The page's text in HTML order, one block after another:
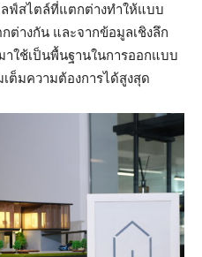
ฟ์สไตล์ที่แตกต่างทำให้แบบ
างกัน และจากข้อมูลเชิงลึก
าใช้เป็นพื้นฐานในการออกแบบ
ต็มความต้องการได้สูงสุด